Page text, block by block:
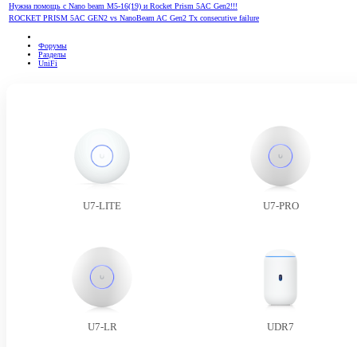
Нужна помощь с Nano beam M5-16(19) и Rocket Prism 5AC Gen2!!!
ROCKET PRISM 5AC GEN2 vs NanoBeam AC Gen2 Tx consecutive failure
Форумы
Разделы
UniFi
U7-LITE U7-PRO
U7-LR UDR7